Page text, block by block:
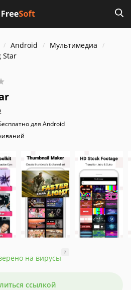
Android
Мультимедиа
Star
для Android
на вирусы
?
ссылкой